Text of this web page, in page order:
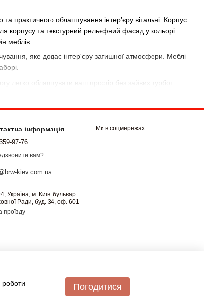
практичного облаштування інтер’єру вітальні. Корпус
корпусу та текстурний рельєфний фасад у кольорі
меблів.
яке додає інтер'єру затишної атмосфери. Меблі
легко облаштувати ваш простір без зайвих турбот.
інформація
97-76
вам?
kiev.com.ua
Україна, м. Київ, бульвар
Ради, буд. 34, оф. 601
проїзду
Ми в соцмережах
роботи
Погодитися